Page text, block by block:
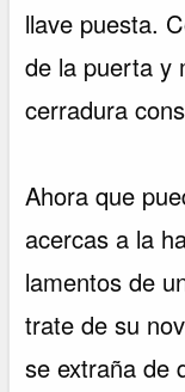
llave puesta.
de la puerta y
cerradura
Ahora que
acercas a la
lamentos de
trate de su
se extraña de